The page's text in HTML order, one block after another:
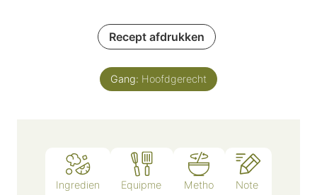
Recept afdrukken
Gang: Hoofdgerecht
Ingredien
Equipme
Metho
Note